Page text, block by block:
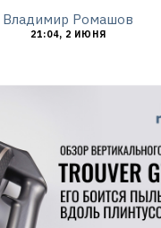
Владимир Ромашов
21:04, 2 ИЮНЯ